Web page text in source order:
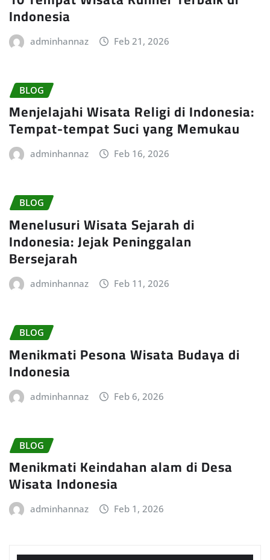
Indonesia
adminhannaz Feb 21, 2026
BLOG
Menjelajahi Wisata Religi di Indonesia:
Tempat-tempat Suci yang Memukau
adminhannaz Feb 16, 2026
BLOG
Menelusuri Wisata Sejarah di
Indonesia: Jejak Peninggalan
Bersejarah
adminhannaz Feb 11, 2026
BLOG
Menikmati Pesona Wisata Budaya di
Indonesia
adminhannaz Feb 6, 2026
BLOG
Menikmati Keindahan alam di Desa
Wisata Indonesia
adminhannaz Feb 1, 2026